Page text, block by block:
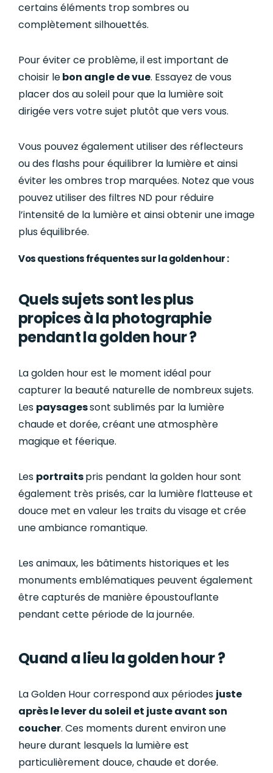
certains éléments trop sombres ou
complètement silhouettés.
Pour éviter ce problème, il est important de
choisir lebon angle de vue. Essayez de vous
placer dos au soleil pour que la lumière soit
dirigée vers votre sujet plutôt que vers vous.
Vous pouvez également utiliser des réflecteurs
ou des flashs pour équilibrer la lumière et ainsi
éviter les ombres trop marquées. Notez que vous
pouvez utiliser des filtres ND pour réduire
l’intensité de la lumière et ainsi obtenir une image
plus équilibrée.
Vos questions fréquentes sur la golden hour :
Quels sujets sont les plus
propices à la photographie
pendant la golden hour ?
La golden hour est le moment idéal pour
capturer la beauté naturelle de nombreux sujets.
Les paysagessont sublimés par la lumière
chaude et dorée, créant une atmosphère
magique et féerique.
Les portraitspris pendant la golden hour sont
également très prisés, car la lumière flatteuse et
douce met en valeur les traits du visage et crée
une ambiance romantique.
Les animaux, les bâtiments historiques et les
monuments emblématiques peuvent également
être capturés de manière époustouflante
pendant cette période de la journée.
Quand a lieu la golden hour ?
La Golden Hour correspond aux périodes juste
après le lever du soleil et juste avant son
coucher. Ces moments durent environ une
heure durant lesquels la lumière est
particulièrement douce, chaude et dorée.